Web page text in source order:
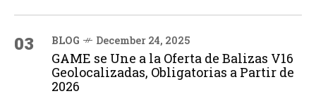
03 BLOG December 24, 2025
GAME se Une a la Oferta de Balizas V16
Geolocalizadas, Obligatorias a Partir de
2026